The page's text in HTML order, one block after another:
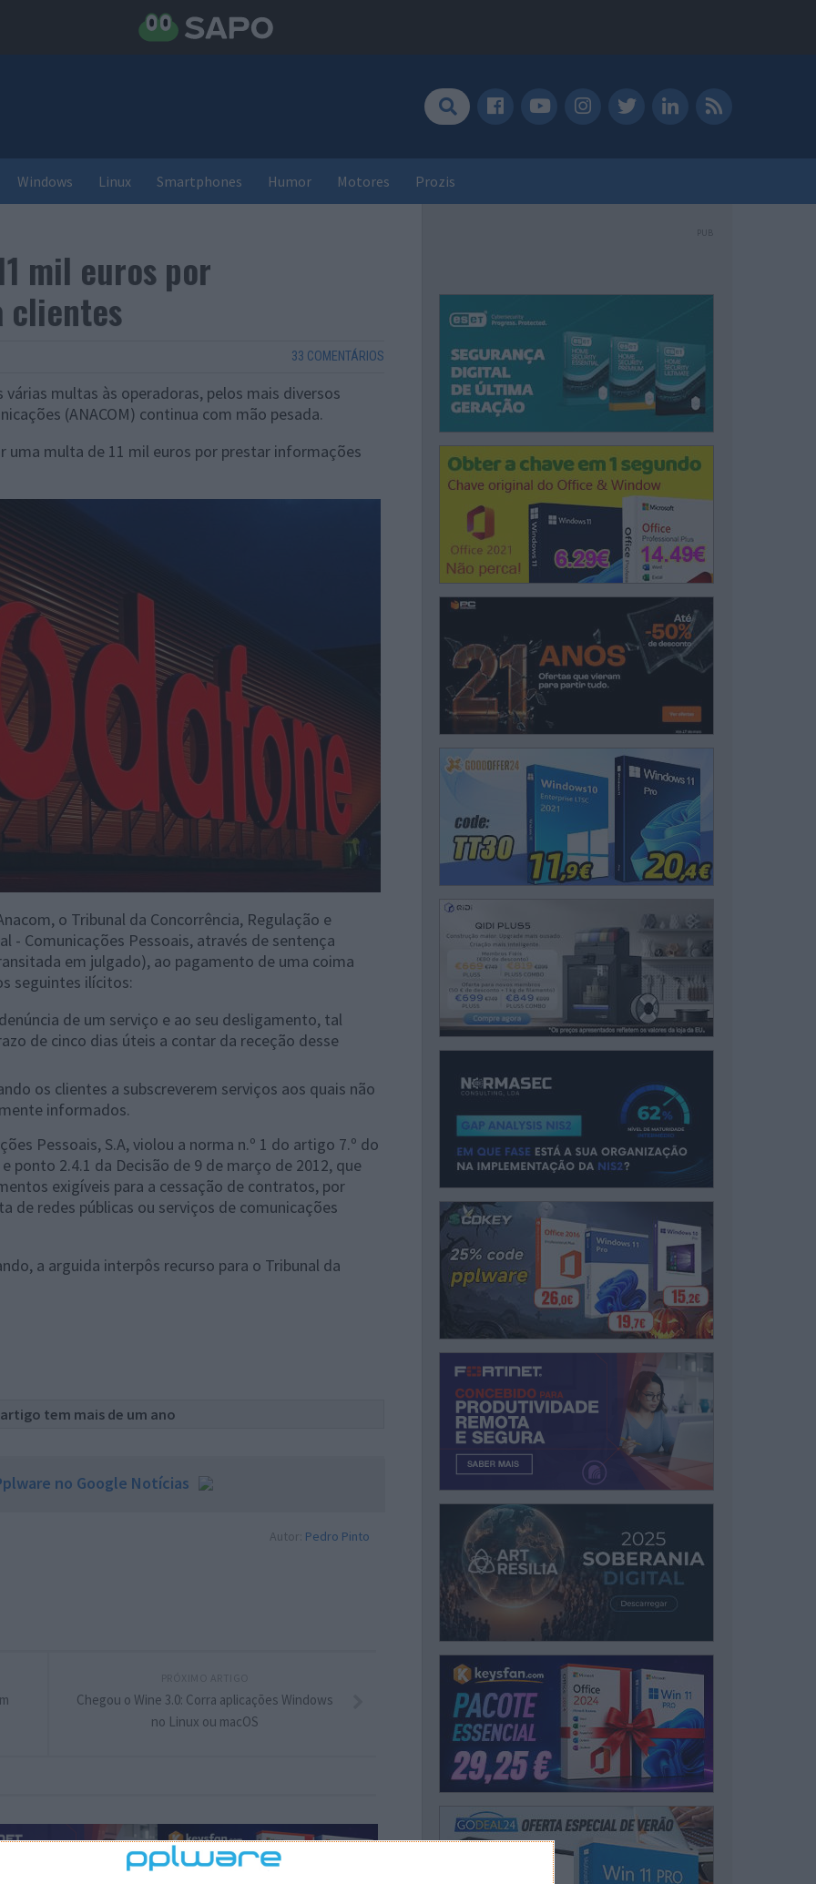
Windows Linux Smartphones Humor Motores Prozis
mil euros por
clientes
33 COMENTÁRIOS
multas às operadoras, pelos mais diversos
(ANACOM) continua com mão pesada.
uma multa de 11 mil euros por prestar informações
o Tribunal da Concorrência, Regulação e
- Comunicações Pessoais, através de sentença
em julgado), ao pagamento de uma coima
seguintes ilícitos:
de um serviço e ao seu desligamento, tal
de cinco dias úteis a contar da receção desse
os clientes a subscreverem serviços aos quais não
informados.
Pessoais, S.A, violou a norma n.º 1 do artigo 7.º do
ponto 2.4.1 da Decisão de 9 de março de 2012, que
exigíveis para a cessação de contratos, por
de redes públicas ou serviços de comunicações
a arguida interpôs recurso para o Tribunal da
tem mais de um ano
no Google Notícias
Autor: Pedro Pinto
Chegou o Wine 3.0: Corra aplicações Windows
no Linux ou macOS
PUB